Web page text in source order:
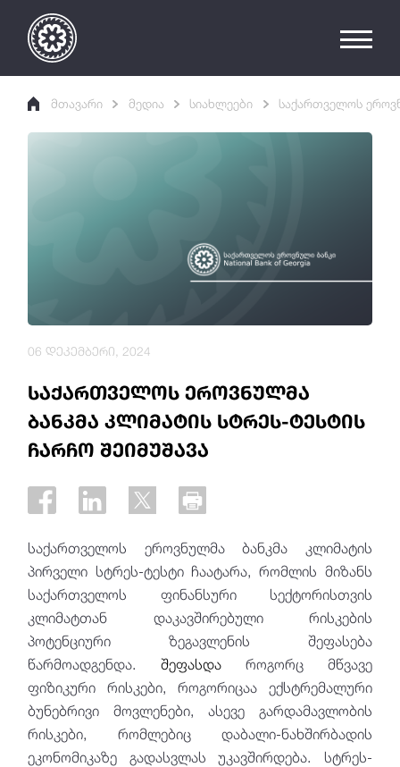
მთავარი მედია სიახლეები საქართველოს
საქართველოს ეროვნულმა
ბანკმა კლიმატის სტრეს-ტესტის
ჩარჩო შეიმუშავა
06 დეკემბერი, 2024
საქართველოს ეროვნულმა ბანკმა კლიმატის
პირველი სტრეს-ტესტი ჩაატარა, რომლის მიზანს
საქართველოს ფინანსური სექტორისთვის
კლიმატთან დაკავშირებული რისკების
პოტენციური ზეგავლენის შეფასება
წარმოადგენდა.შეფასდა როგორც მწვავე
ფიზიკური რისკები, როგორიცაა ექსტრემალური
ბუნებრივი მოვლენები, ასევე გარდამავლობის
რისკები, რომლებიც დაბალი-ნახშირბადის
ეკონომიკაზე გადასვლას უკავშირდება. სტრეს-